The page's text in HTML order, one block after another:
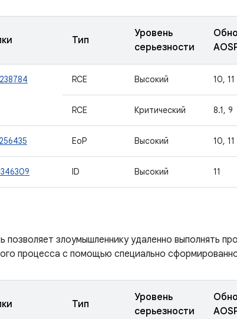
Тип
Уровень
серьезности
RCE Высокий 10, 11
RCE Критический 8.1, 9
EoP Высокий 10, 11
ID Высокий 11
позволяет злоумышленнику удаленно выполнять
процесса с помощью специально
Тип
Уровень
серьезности